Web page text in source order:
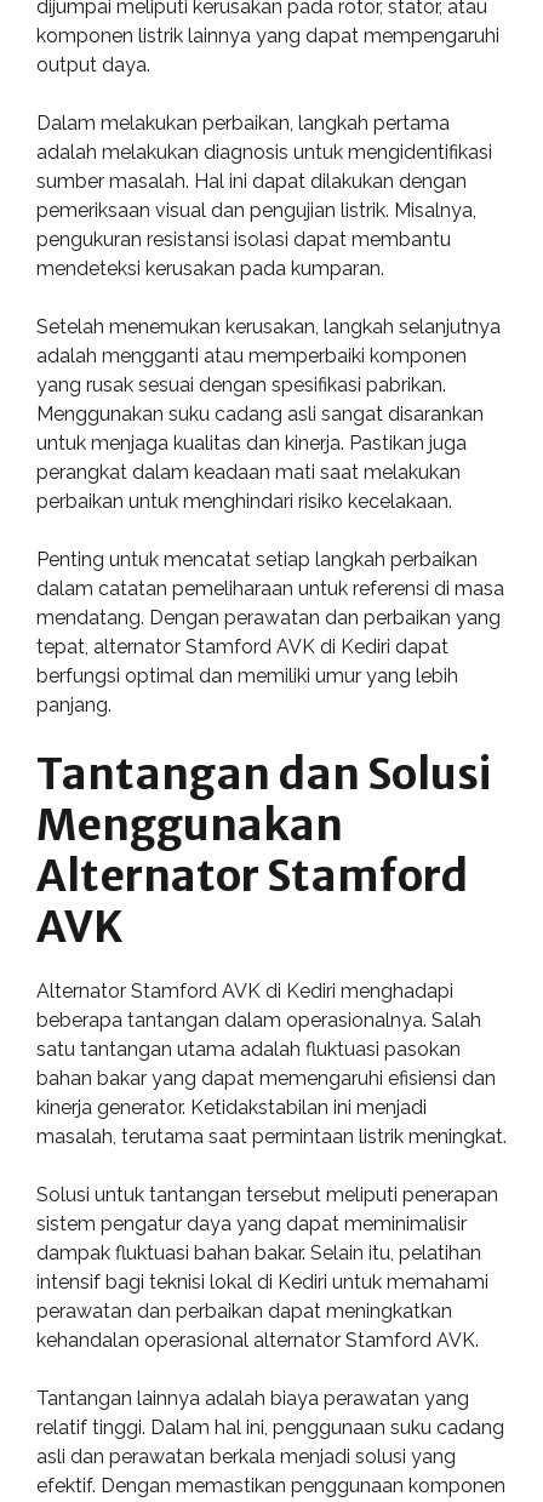
dijumpai meliputi kerusakan pada rotor, stator, atau
komponen listrik lainnya yang dapat mempengaruhi
output daya.
Dalam melakukan perbaikan, langkah pertama
adalah melakukan diagnosis untuk mengidentifikasi
sumber masalah. Hal ini dapat dilakukan dengan
pemeriksaan visual dan pengujian listrik. Misalnya,
pengukuran resistansi isolasi dapat membantu
mendeteksi kerusakan pada kumparan.
Setelah menemukan kerusakan, langkah selanjutnya
adalah mengganti atau memperbaiki komponen
yang rusak sesuai dengan spesifikasi pabrikan.
Menggunakan suku cadang asli sangat disarankan
untuk menjaga kualitas dan kinerja. Pastikan juga
perangkat dalam keadaan mati saat melakukan
perbaikan untuk menghindari risiko kecelakaan.
Penting untuk mencatat setiap langkah perbaikan
dalam catatan pemeliharaan untuk referensi di masa
mendatang. Dengan perawatan dan perbaikan yang
tepat, alternator Stamford AVK di Kediri dapat
berfungsi optimal dan memiliki umur yang lebih
panjang.
Tantangan dan Solusi
Menggunakan
Alternator Stamford
AVK
Alternator Stamford AVK di Kediri menghadapi
beberapa tantangan dalam operasionalnya. Salah
satu tantangan utama adalah fluktuasi pasokan
bahan bakar yang dapat memengaruhi efisiensi dan
kinerja generator. Ketidakstabilan ini menjadi
masalah, terutama saat permintaan listrik meningkat.
Solusi untuk tantangan tersebut meliputi penerapan
sistem pengatur daya yang dapat meminimalisir
dampak fluktuasi bahan bakar. Selain itu, pelatihan
intensif bagi teknisi lokal di Kediri untuk memahami
perawatan dan perbaikan dapat meningkatkan
kehandalan operasional alternator Stamford AVK.
Tantangan lainnya adalah biaya perawatan yang
relatif tinggi. Dalam hal ini, penggunaan suku cadang
asli dan perawatan berkala menjadi solusi yang
efektif. Dengan memastikan penggunaan komponen